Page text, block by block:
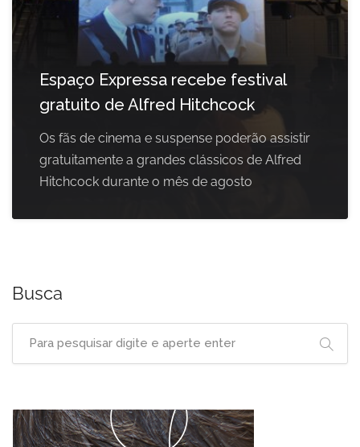
Espaço Expressa recebe festival
gratuito de Alfred Hitchcock
Os fãs de cinema e suspense poderão assistir
gratuitamente a grandes clássicos de Alfred
Hitchcock durante o mês de agosto
Busca